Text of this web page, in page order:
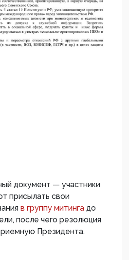
документ — участники
присылать свои
в группу митинга до
после чего резолюция
Президента.